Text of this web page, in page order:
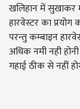
खलिहान में सुखाकर
हारवेस्टर का
परन्तु कम्बाइन
अधिक नमी नही
गहाई ठीक से नहीं